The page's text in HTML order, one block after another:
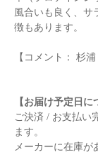
風合いも良く、サ
徴もあります。
【コメント： 杉
【お届け予定日に
ご決済 / お支払い
ます。
メーカーに在庫が